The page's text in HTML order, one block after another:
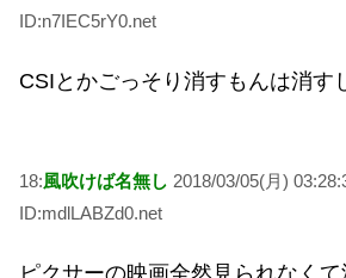
ID:n7IEC5rY0.net
CSIとかごっそり消すもんは消す
18:風吹けば名無し 2018/03/05(月)
ID:mdlLABZd0.net